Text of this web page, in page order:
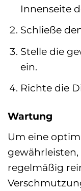
Innenseite
Schließe
Stelle die
ein.
Richte die
Wartung
Um eine
regelmäßig